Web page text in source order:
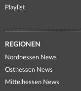
Playlist
REGIONEN
Nordhessen News
Osthessen News
Mittelhessen News